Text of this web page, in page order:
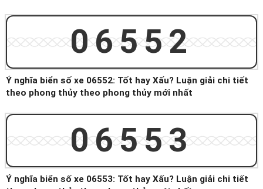
06552
Ý nghĩa biển số xe 06552: Tốt hay Xấu? Luận giải chi tiết
theo phong thủy theo phong thủy mới nhất
06553
Ý nghĩa biển số xe 06553: Tốt hay Xấu? Luận giải chi tiết